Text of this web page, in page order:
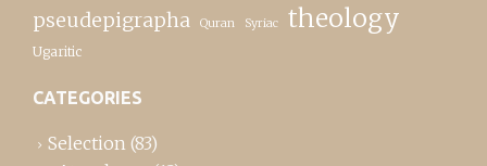
pseudepigrapha Quran Syriac theology
Ugaritic
CATEGORIES
Selection (83)